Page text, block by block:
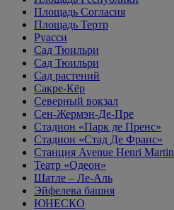
Площадь Согласия
Площадь Тертр
Руасси
Сад Тюильри
Сад Тюильри
Сад растений
Сакре-Кёр
Северный вокзал
Сен-Жермэн-Де-Пре
Стадион «Парк де Пренс»
Стадион «Стад Де Франс»
Станция Avenue Henri Martin
Театр «Одеон»
Шатле – Ле-Аль
Эйфелева башня
ЮНЕСКО